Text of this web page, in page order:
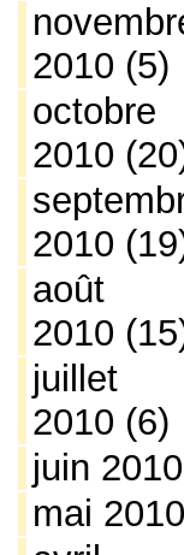
2010 (5)
octobre
2010
2010
août
2010
juillet
2010 (6)
juin 2010
mai 2010